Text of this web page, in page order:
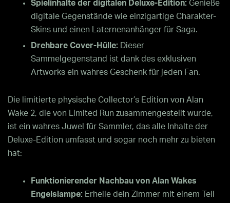
Spielinhalte der digitalen Deluxe-Edition: Genieße
digitale Gegenstände wie einzigartige Charakter-
Skins und einen Laternenanhänger für Saga.
Drehbare Cover-Hülle: Dieser
Sammelgegenstand ist dank des exklusiven
Artworks ein wahres Geschenk für jeden Fan.
Die limitierte physische Collector’s Edition von Alan
Wake 2, die von Limited Run zusammengestellt wurde,
ist ein wahres Juwel für Sammler, das alle Inhalte der
Deluxe-Edition umfasst und sogar noch mehr zu bieten
hat:
Funktionierender Nachbau von Alan Wakes
Engelslampe: Erhelle dein Zimmer mit einem Teil